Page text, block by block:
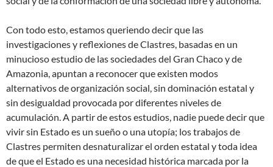
Con todo esto, estamos queriendo decir que las
investigaciones y reflexiones de Clastres, basadas en un
minucioso estudio de las sociedades del Gran Chaco y de
Amazonia, apuntan a reconocer que existen modos
alternativos de organización social, sin dominación estatal y
sin desigualdad provocada por diferentes niveles de
acumulación. A partir de estos estudios, nadie puede decir que
vivir sin Estado es un sueño o una utopía; los trabajos de
Clastres permiten desnaturalizar el orden estatal y toda idea
de que el Estado es una necesidad histórica marcada por la